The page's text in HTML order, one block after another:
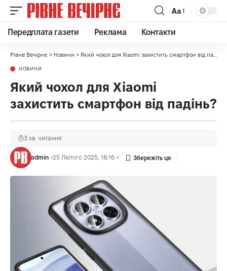
Аа
Передплата газети Реклама Контакти
Рівне Вечірнє > Новини > Який чохол для Xiaomi захистить смартфон від падінь?
НОВИНИ
Який чохол для Xiaomi
захистить смартфон від падінь?
admin 25 Лютого 2025, 18:16
3 хв. читання